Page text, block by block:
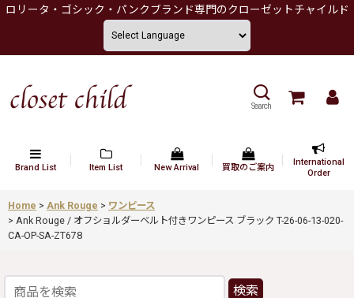
ロリータ・ゴシック・パンクブランド専門のクローゼットチャイルド
Search
Brand List Item List New Arrival 買取のご案内
International
Order
Home > Ank Rouge > ワンピース
> Ank Rouge / オフショルダーベルト付きワンピース ブラック T-26-06-13-020-
CA-OP-SA-ZT678
検索